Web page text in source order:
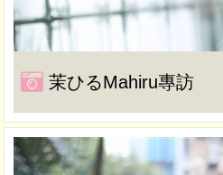
茉ひるMahiru專訪